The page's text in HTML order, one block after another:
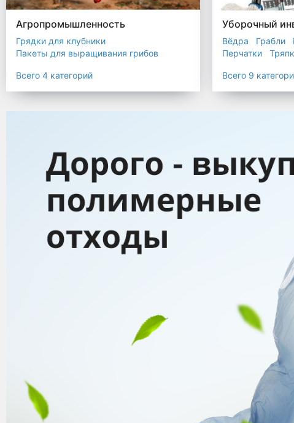
Агропромышленность
Грядки для клубники
Пакеты для выращивания грибов
Мульчирующая пленка
Всего 4 категорий
Уборочный
Вёдра Грабли
Перчатки
Всего 9